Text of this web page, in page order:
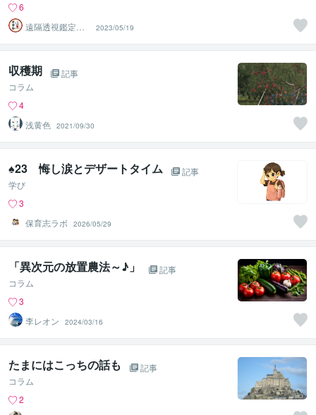
6
遠隔透視鑑定
師・すずか✡
2023/05/19
収穫期
記事
コラム
4
浅黄色 2021/09/30
♠︎23 悔し涙とデザートタイム
記事
学び
3
保育志ラボ
2026/05/29
「異次元の放置農法～♪」
記事
コラム
3
李レオン
2024/03/16
たまにはこっちの話も
記事
コラム
2